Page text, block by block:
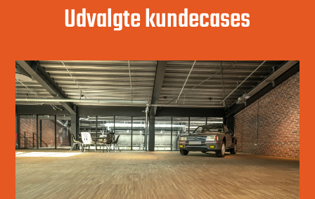
Udvalgte kundecases
CLASSIC CAR HOUSE